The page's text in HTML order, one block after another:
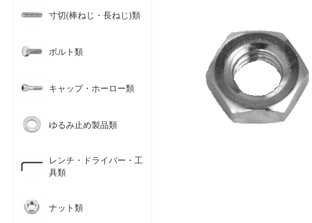
寸切(棒ねじ・長ねじ)類
ボルト類
キャップ・ホーロー類
ゆるみ止め製品類
レンチ・ドライバー・工
具類
ナット類